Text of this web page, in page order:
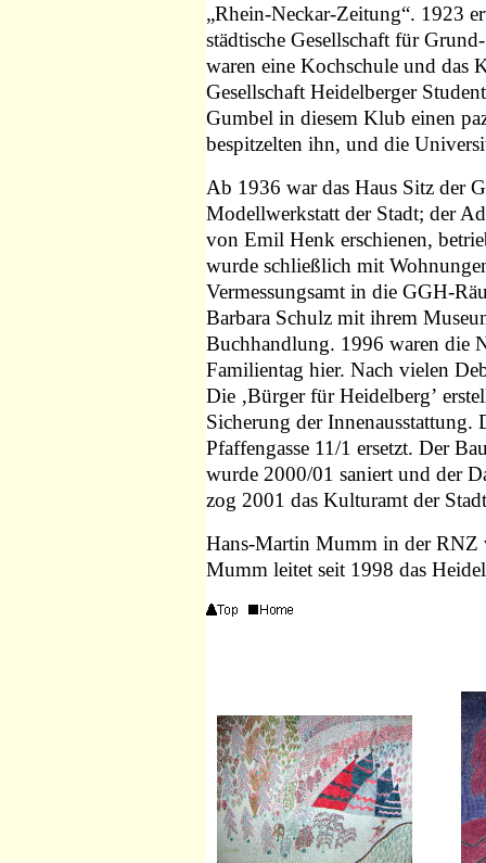
„Rhein-Neckar-Zeitung“. 1923
städtische Gesellschaft für
waren eine Kochschule und das
Gesellschaft Heidelberger
Gumbel in diesem Klub einen
bespitzelten ihn, und die
Ab 1936 war das Haus Sitz der
Modellwerkstatt der Stadt; der
von Emil Henk erschienen,
wurde schließlich mit
Vermessungsamt in die GGH-
Barbara Schulz mit ihrem
Buchhandlung. 1996 waren die
Familientag hier. Nach vielen
Die ‚Bürger für Heidelberg’
Sicherung der
Pfaffengasse 11/1 ersetzt. Der
wurde 2000/01 saniert und der
zog 2001 das Kulturamt der
Hans-Martin Mumm in der
Mumm leitet seit 1998 das